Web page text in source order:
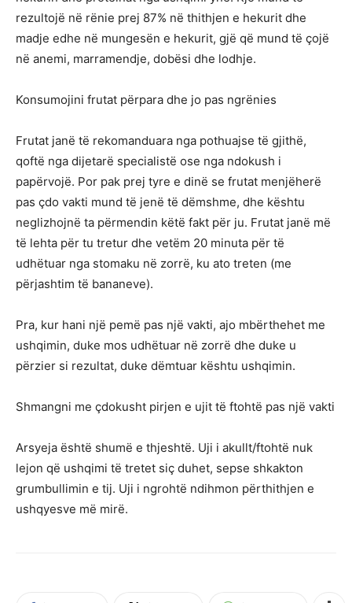
rezultojë në rënie prej 87% në thithjen e hekurit dhe
madje edhe në mungesën e hekurit, gjë që mund të çojë
në anemi, marramendje, dobësi dhe lodhje.
Konsumojini frutat përpara dhe jo pas ngrënies
Frutat janë të rekomanduara nga pothuajse të gjithë,
qoftë nga dijetarë specialistë ose nga ndokush i
papërvojë. Por pak prej tyre e dinë se frutat menjëherë
pas çdo vakti mund të jenë të dëmshme, dhe kështu
neglizhojnë ta përmendin këtë fakt për ju. Frutat janë më
të lehta për tu tretur dhe vetëm 20 minuta për të
udhëtuar nga stomaku në zorrë, ku ato treten (me
përjashtim të bananeve).
Pra, kur hani një pemë pas një vakti, ajo mbërthehet me
ushqimin, duke mos udhëtuar në zorrë dhe duke u
përzier si rezultat, duke dëmtuar kështu ushqimin.
Shmangni me çdokusht pirjen e ujit të ftohtë pas një vakti
Arsyeja është shumë e thjeshtë. Uji i akullt/ftohtë nuk
lejon që ushqimi të tretet siç duhet, sepse shkakton
grumbullimin e tij. Uji i ngrohtë ndihmon përthithjen e
ushqyesve më mirë.